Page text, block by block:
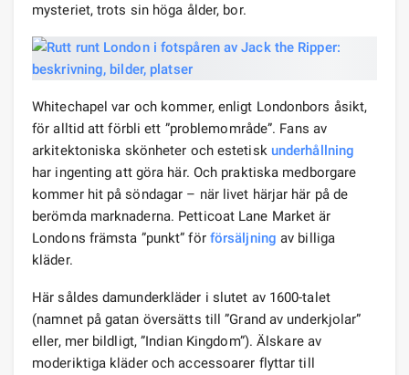
mysteriet, trots sin höga ålder, bor.
Whitechapel var och kommer, enligt Londonbors åsikt,
för alltid att förbli ett ”problemområde”. Fans av
arkitektoniska skönheter och estetisk underhållning
har ingenting att göra här. Och praktiska medborgare
kommer hit på söndagar – när livet härjar här på de
berömda marknaderna. Petticoat Lane Market är
Londons främsta ”punkt” för försäljning av billiga
kläder.
Här såldes damunderkläder i slutet av 1600-talet
(namnet på gatan översätts till ”Grand av underkjolar”
eller, mer bildligt, ”Indian Kingdom”). Älskare av
moderiktiga kläder och accessoarer flyttar till